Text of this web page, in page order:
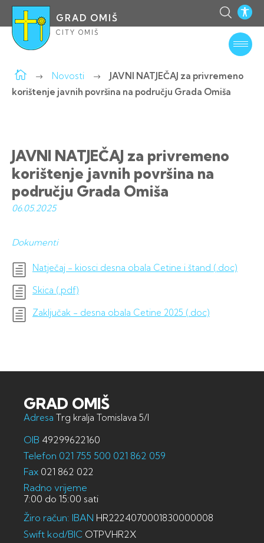
GRAD OMIŠ
CITY OMIŠ
Novosti
JAVNI NATJEČAJ za privremeno
korištenje javnih površina na području Grada Omiša
JAVNI NATJEČAJ za privremeno
korištenje javnih površina na
području Grada Omiša
06.05.2025
Dokumenti
Natječaj - kiosci desna obala Cetine i štand (.doc)
Skica (.pdf)
Zaključak - desna obala Cetine 2025 (.doc)
GRAD OMIŠ
Adresa Trg kralja Tomislava 5/I
OIB 49299622160
Telefon 021 755 500 021 862 059
Fax 021 862 022
Radno vrijeme
7:00 do 15:00 sati
Žiro račun: IBAN HR2224070001830000008
Swift kod/BIC OTPVHR2X